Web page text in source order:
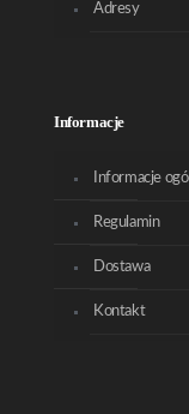
Adresy
Informacje
Informacje
Regulamin
Dostawa
Kontakt